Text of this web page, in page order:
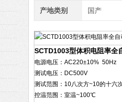
产地类别 国产
SCTD1003型体积电阻率全
电源电压：AC220±10% 50Hz
测试电压：DC500V
测试范围：10八次方~10的十六
控温范围：室温~100℃